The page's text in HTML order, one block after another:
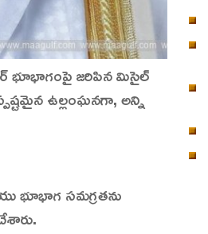
భూభాగంపై జరిపిన మిసైల్
ఉల్లంఘనగా, అన్ని
భూభాగ సమగ్రతను